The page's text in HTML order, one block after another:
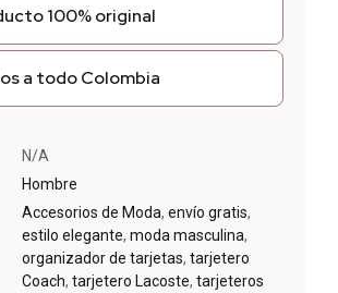
100% original
a todo Colombia
N/A
Hombre
Accesorios de Moda, envío gratis,
estilo elegante, moda masculina,
organizador de tarjetas, tarjetero
Coach, tarjetero Lacoste, tarjeteros